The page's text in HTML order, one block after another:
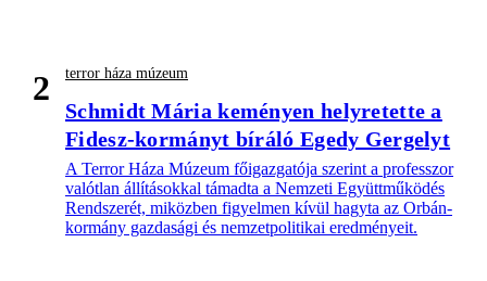
2 terror háza múzeum
Schmidt Mária keményen helyretette a
Fidesz-kormányt bíráló Egedy Gergelyt
A Terror Háza Múzeum főigazgatója szerint a professzor
valótlan állításokkal támadta a Nemzeti Együttműködés
Rendszerét, miközben figyelmen kívül hagyta az Orbán-
kormány gazdasági és nemzetpolitikai eredményeit.